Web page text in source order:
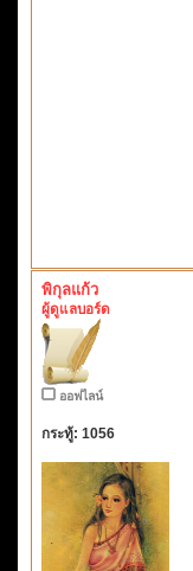
พิกุลแก้ว
ผู้ดูแลบอร์ด
ออฟไลน์
กระทู้: 1056